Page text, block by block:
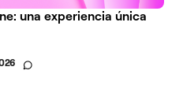
una experiencia única